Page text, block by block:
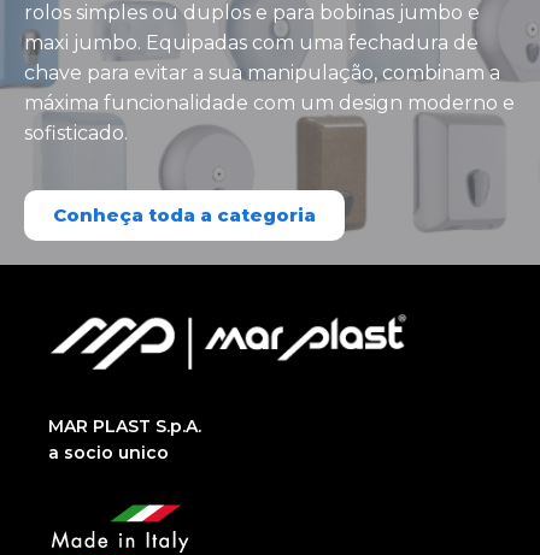
rolos simples ou duplos e para bobinas jumbo e
maxi jumbo. Equipadas com uma fechadura de
chave para evitar a sua manipulação, combinam a
máxima funcionalidade com um design moderno e
sofisticado.
Conheça toda a categoria
MAR PLAST S.p.A.
a socio unico